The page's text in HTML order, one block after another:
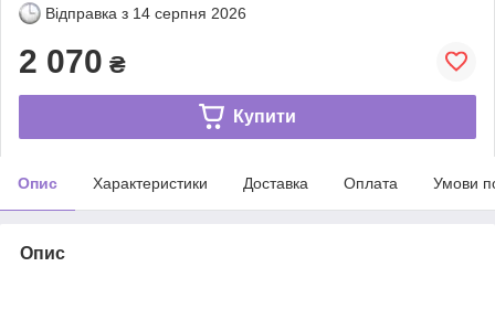
Відправка з 14 серпня 2026
2 070 ₴
Купити
Опис Характеристики Доставка Оплата Умови
Опис